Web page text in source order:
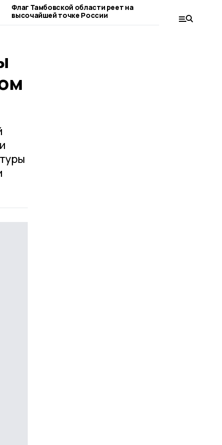
Флаг Тамбовской области реет на
высочайшей точке России
ГТО